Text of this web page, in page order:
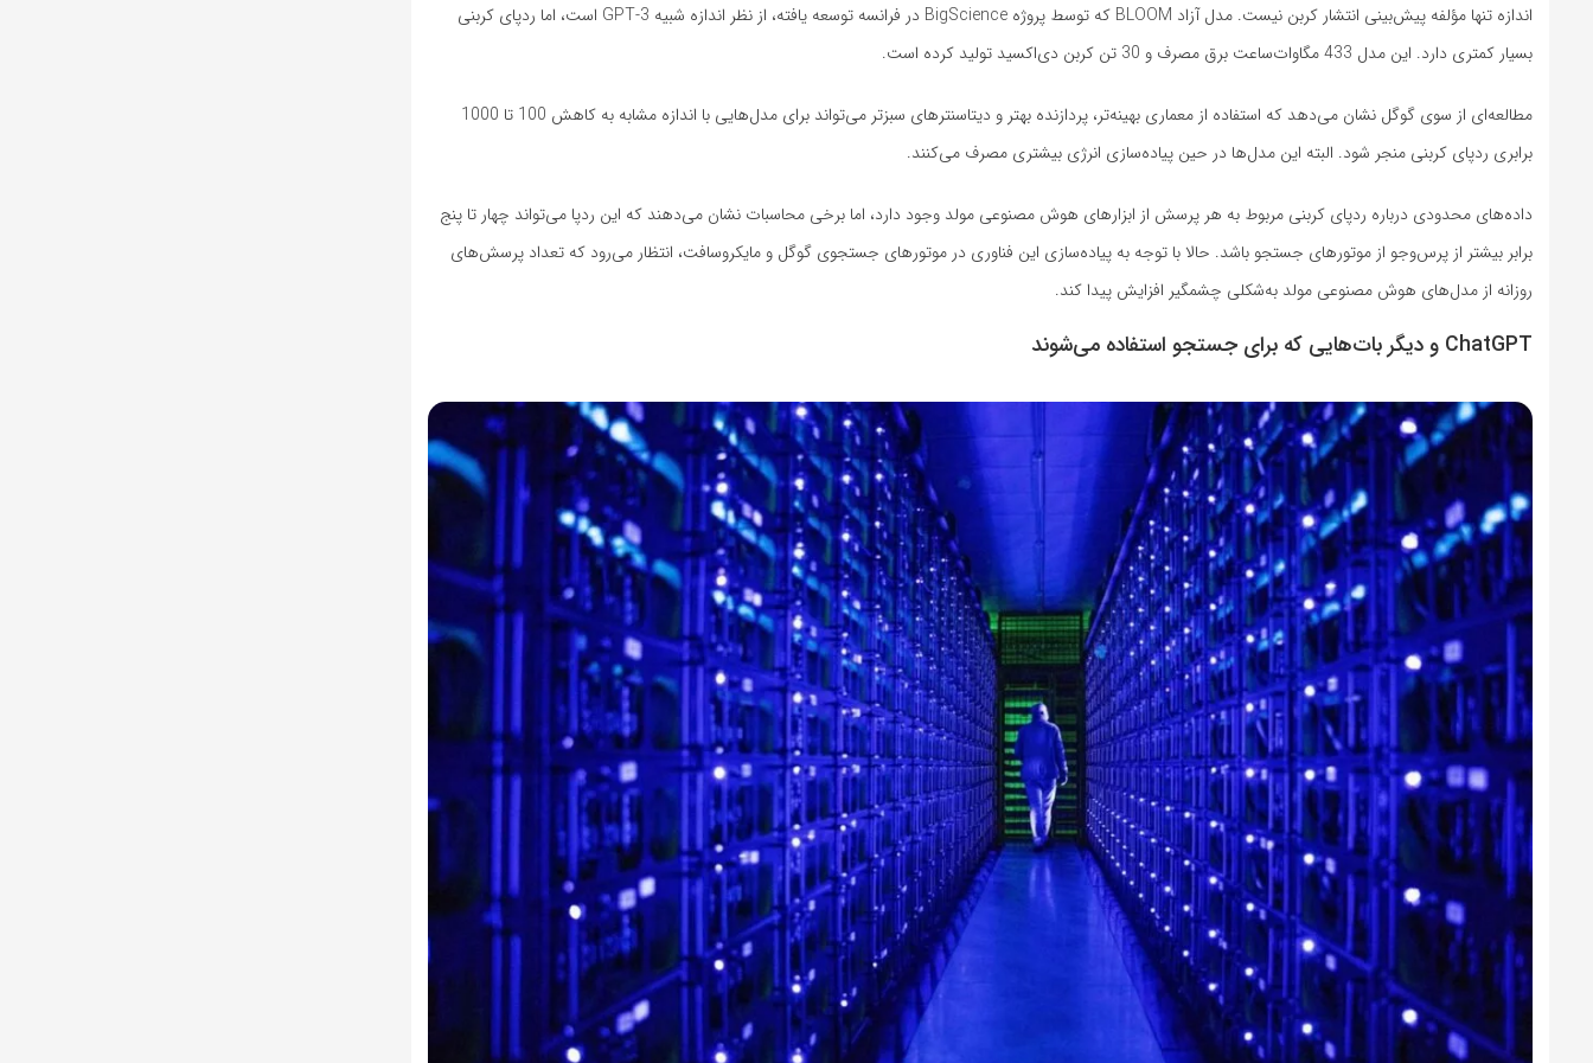
اندازه تنها مؤلفه پیش‌بینی انتشار کربن نیست. مدل آزاد BLOOM که توسط پروژه BigScience در فرانسه توسعه یافته، از نظر اندازه شبیه GPT-3 است، اما ردپای کربنی
بسیار کمتری دارد. این مدل 433 مگاوات‌ساعت برق مصرف و 30 تن کربن دی‌اکسید تولید کرده است.
مطالعه‌ای از سوی گوگل نشان می‌دهد که استفاده از معماری بهینه‌تر، پردازنده بهتر و دیتاسنترهای سبزتر می‌تواند برای مدل‌هایی با اندازه مشابه به کاهش 100 تا 1000
برابری ردپای کربنی منجر شود. البته این مدل‌ها در حین پیاده‌سازی انرژی بیشتری مصرف می‌کنند.
داده‌های محدودی درباره ردپای کربنی مربوط به هر پرسش از ابزارهای هوش مصنوعی مولد وجود دارد، اما برخی محاسبات نشان می‌دهند که این ردپا می‌تواند چهار تا پنج
برابر بیشتر از پرس‌وجو از موتورهای جستجو باشد. حالا با توجه به پیاده‌سازی این فناوری در موتورهای جستجوی گوگل و مایکروسافت، انتظار می‌رود که تعداد پرسش‌های
روزانه از مدل‌های هوش مصنوعی مولد به‌شکلی چشمگیر افزایش پیدا کند.
ChatGPT و دیگر بات‌هایی که برای جستجو استفاده می‌شوند